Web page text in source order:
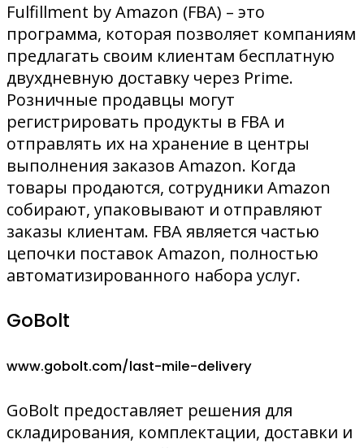
Fulfillment by Amazon (FBA) – это
программа, которая позволяет компаниям
предлагать своим клиентам бесплатную
двухдневную доставку через Prime.
Розничные продавцы могут
регистрировать продукты в FBA и
отправлять их на хранение в центры
выполнения заказов Amazon. Когда
товары продаются, сотрудники Amazon
собирают, упаковывают и отправляют
заказы клиентам. FBA является частью
цепочки поставок Amazon, полностью
автоматизированного набора услуг.
GoBolt
www.gobolt.com/last-mile-delivery
GoBolt предоставляет решения для
складирования, комплектации, доставки и